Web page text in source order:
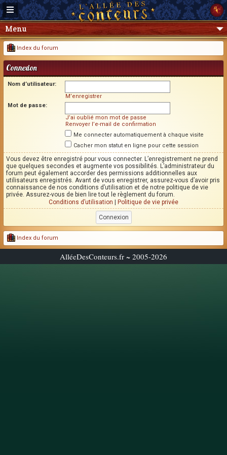
Menu
Index du forum
Connexion
Nom d’utilisateur:
M’enregistrer
Mot de passe:
J’ai oublié mon mot de passe
Renvoyer l’e-mail de confirmation
Me connecter automatiquement à chaque visite
Cacher mon statut en ligne pour cette session
Vous devez être enregistré pour vous connecter. L’enregistrement ne prend
que quelques secondes et augmente vos possibilités. L’administrateur du
forum peut également accorder des permissions additionnelles aux
utilisateurs enregistrés. Avant de vous enregistrer, assurez-vous d’avoir pris
connaissance de nos conditions d’utilisation et de notre politique de vie
privée. Assurez-vous de bien lire tout le règlement du forum.
Conditions d’utilisation
Politique de vie privée
Index du forum
AlléeDesConteurs.fr ~ 2005-2026